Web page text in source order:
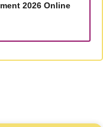
2026 Online